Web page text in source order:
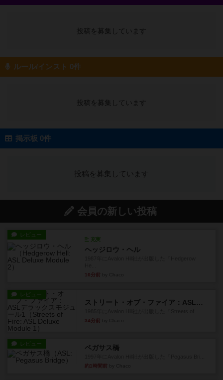
投稿を募集しています
ルール/インスト 0件
投稿を募集しています
掲示板 0件
投稿を募集しています
会員の新しい投稿
レビュー
充実
ヘッジロウ・ヘル
16分前
レビュー
ストリート・オブ・ファイア：ASLデラックスモジュール1
34分前
レビュー ペガサス橋
約1時間前